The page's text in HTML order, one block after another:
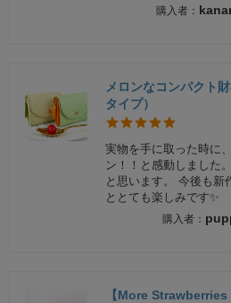
メロンなコンパクト
タイプ）
実物を手に取った時に
ン！！と感動しました
と思います。 今後も新
ととても楽しみです✨️
【More